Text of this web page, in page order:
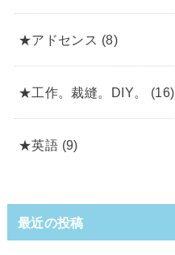
★アドセンス (8)
★工作。裁縫。DIY。 (16)
★英語 (9)
最近の投稿